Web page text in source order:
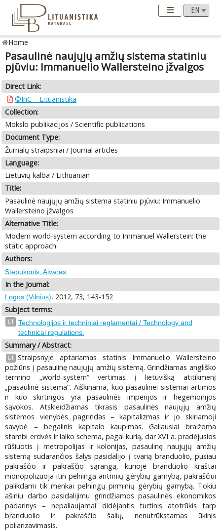
Home
Pasaulinė naujųjų amžių sistema statiniu
pjūviu: Immanuelio Wallersteino įžvalgos
Direct Link:
©InC – Lituanistika
Collection:
Mokslo publikacijos / Scientific publications
Document Type:
Žurnalų straipsniai / Journal articles
Language:
Lietuvių kalba / Lithuanian
Title:
Pasaulinė naujųjų amžių sistema statiniu pjūviu: Immanuelio
Wallersteino įžvalgos
Alternative Title:
Modern world-system according to Immanuel Wallerstein: the
static approach
Authors:
Stepukonis, Aivaras
In the Journal:
Logos (Vilnius), 2012, 73, 143-152
Subject terms:
LT
Technologijos ir techniniai reglamentai / Technology and
technical regulations.
Summary / Abstract:
LT Straipsnyje aptariamas statinis Immanuelio Wallersteino
požiūris į pasaulinę naujųjų amžių sistemą. Grindžiamas angliško
termino „world-system“ vertimas į lietuvišką atitikmenį
„pasaulinė sistema“. Aiškinama, kuo pasaulinei sistemai artimos
ir kuo skirtingos yra pasaulinės imperijos ir hegemonijos
sąvokos. Atskleidžiamas tikrasis pasaulinės naujųjų amžių
sistemos vienybės pagrindas – kapitalizmas ir jo skiriamoji
savybė – begalinis kapitalo kaupimas. Galiausiai braižoma
stambi erdvės ir laiko schema, pagal kurią, dar XVI a. pradėjusios
rūšiuotis į metropolijas ir kolonijas, pasaulinę naujųjų amžių
sistemą sudarančios šalys pasidalijo į tvarią branduolio, pusiau
pakraščio ir pakraščio sąrangą, kurioje branduolio kraštai
monopolizuoja itin pelningą antrinių gėrybių gamybą, pakraščiui
palikdami tik menkai pelningų pirminių gėrybių gamybą. Tokiu
ašiniu darbo pasidalijimu grindžiamos pasaulinės ekonomikos
padarinys – nepaliaujamai didėjantis turtinis atotrūkis tarp
branduolio ir pakraščio šalių, nenutrūkstamas ūkinis
poliarizavimasis.